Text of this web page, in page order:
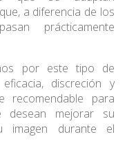
a diferencia de los
prácticamente
por este tipo de
discreción y
recomendable para
desean mejorar su
imagen durante el